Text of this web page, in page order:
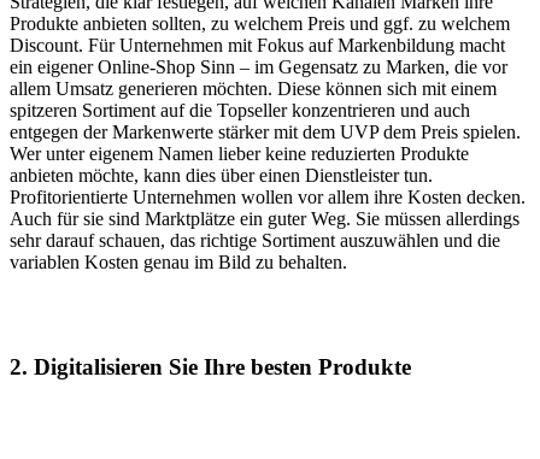
Produkte anbieten sollten, zu welchem Preis und ggf. zu welchem
Discount. Für Unternehmen mit Fokus auf Markenbildung macht
ein eigener Online-Shop Sinn – im Gegensatz zu Marken, die vor
allem Umsatz generieren möchten. Diese können sich mit einem
spitzeren Sortiment auf die Topseller konzentrieren und auch
entgegen der Markenwerte stärker mit dem UVP dem Preis spielen.
Wer unter eigenem Namen lieber keine reduzierten Produkte
anbieten möchte, kann dies über einen Dienstleister tun.
Profitorientierte Unternehmen wollen vor allem ihre Kosten decken.
Auch für sie sind Marktplätze ein guter Weg. Sie müssen allerdings
sehr darauf schauen, das richtige Sortiment auszuwählen und die
variablen Kosten genau im Bild zu behalten.
2. Digitalisieren Sie Ihre besten Produkte